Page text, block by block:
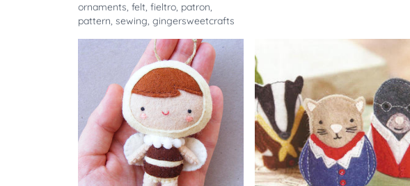
ornaments, felt, fieltro, patron,
pattern, sewing, gingersweetcrafts